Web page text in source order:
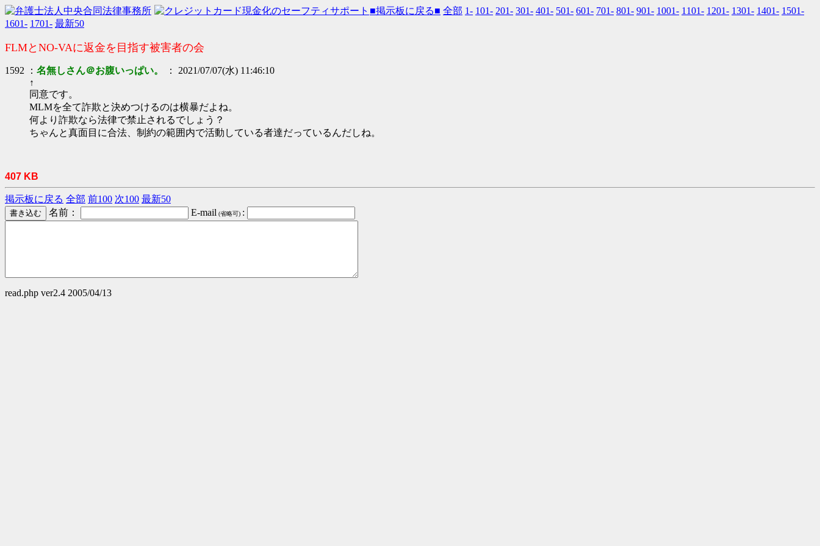
■掲示板に戻る■ 全部 1- 101- 201- 301- 401- 501- 601- 701- 801- 901- 1001- 1101- 1201- 1301- 1401- 1501-
1601- 1701- 最新50
FLMとNO-VAに返金を目指す被害者の会
1592 ： 名無しさん＠お腹いっぱい。
： 2021/07/07(水) 11:46:10
↑
同意です。
MLMを全て詐欺と決めつけるのは横暴だよね。
何より詐欺なら法律で禁止されるでしょう？
ちゃんと真面目に合法、制約の範囲内で活動している者達だっているんだしね。
407 KB
掲示板に戻る 全部 前100 次100 最新50
名前：
E-mail (省略可) :
read.php ver2.4 2005/04/13